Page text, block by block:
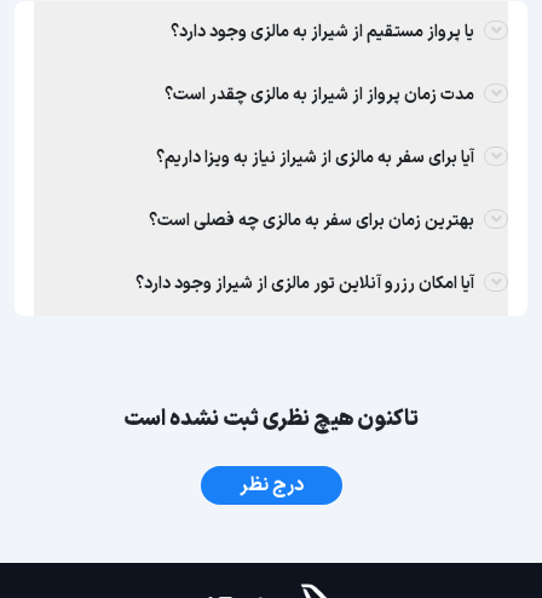
یا پرواز مستقیم از شیراز به مالزی وجود دارد؟
مدت زمان پرواز از شیراز به مالزی چقدر است؟
آیا برای سفر به مالزی از شیراز نیاز به ویزا داریم؟
بهترین زمان برای سفر به مالزی چه فصلی است؟
آیا امکان رزرو آنلاین تور مالزی از شیراز وجود دارد؟
تاکنون هیچ نظری ثبت نشده است
درج نظر